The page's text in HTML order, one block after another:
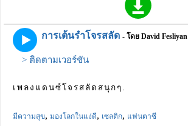
การเต้นรำโจรสลัด - โดย David Fesliyan
> ติดตามเวอร์ชัน
เพลงแดนซ์โจรสลัดสนุกๆ.
มีความสุข, มองโลกในแง่ดี, เซลติก, แฟนตาซี